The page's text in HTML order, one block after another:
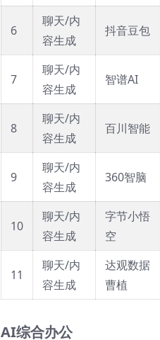
6
聊天/内
容生成
抖音豆包
7
聊天/内
容生成
智谱AI
8
聊天/内
容生成
百川智能
9
聊天/内
容生成
360智脑
10
聊天/内
容生成
字节小悟
空
11
聊天/内
容生成
达观数据
曹植
AI综合办公